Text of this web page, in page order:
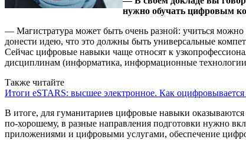
нужно обучать цифровым
— Магистратура может быть очень разной: учиться
донести идею, что это должны быть универсальные
Сейчас цифровые навыки чаще относят к
дисциплинам (информатика, информационные технологии
Также читайте
Итоги eSTARS: высшее электронное. Как
В итоге, для гуманитариев цифровые навыки
по-хорошему, в разные направления подготовки нужно
приложениями и цифровыми услугами, обеспечение